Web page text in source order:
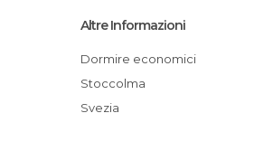
Hotel Quality Nacka di Stoccolma
Hotel Rest and Fly
Nordic C Hotel
First Hotel Reisen
Altre Informazioni
Dormire economici
Stoccolma
Svezia